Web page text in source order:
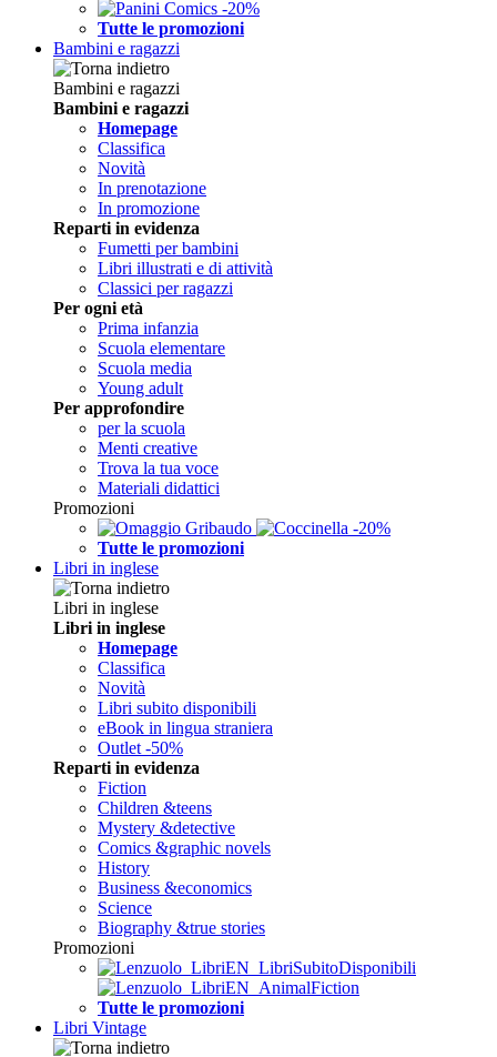
Tutte le promozioni
Bambini e ragazzi
Bambini e ragazzi
Bambini e ragazzi
Homepage
Classifica
Novità
In prenotazione
In promozione
Reparti in evidenza
Fumetti per bambini
Libri illustrati e di attività
Classici per ragazzi
Per ogni età
Prima infanzia
Scuola elementare
Scuola media
Young adult
Per approfondire
per la scuola
Menti creative
Trova la tua voce
Materiali didattici
Promozioni
Tutte le promozioni
Libri in inglese
Libri in inglese
Libri in inglese
Homepage
Classifica
Novità
Libri subito disponibili
eBook in lingua straniera
Outlet -50%
Reparti in evidenza
Fiction
Children &teens
Mystery &detective
Comics &graphic novels
History
Business &economics
Science
Biography &true stories
Promozioni
Tutte le promozioni
Libri Vintage